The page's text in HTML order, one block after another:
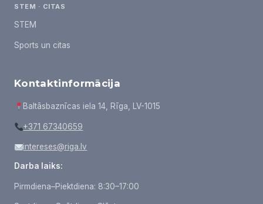
STEM · CITAS
STEM
Sports un citas
Kontaktinformācija
Baltāsbaznīcas iela 14, Rīga, LV-1015
+371 67340659
intereses@riga.lv
Darba laiks:
Pirmdiena–Piektdiena: 8:30–17:00